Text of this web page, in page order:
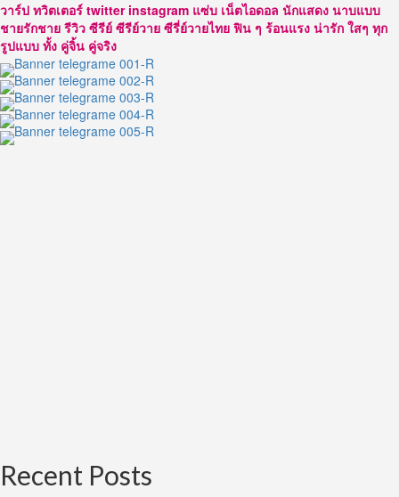
หนุ่ม
หน้า
ใส
อารมณ์
ดี
ขวัญใจ
คอ
ซี
วาร์ป ทวิตเตอร์ twitter instagram แซ่บ เน็ตไอดอล นักแสดง นาบแบบ
ชายรักชาย รีวิว ซีรีย์ ซีรีย์วาย ซีรี่ย์วายไทย ฟิน ๆ ร้อนแรง น่ารัก ใสๆ ทุก
รูปแบบ ทั้ง คู่จิ้น คู่จริง
Recent Posts